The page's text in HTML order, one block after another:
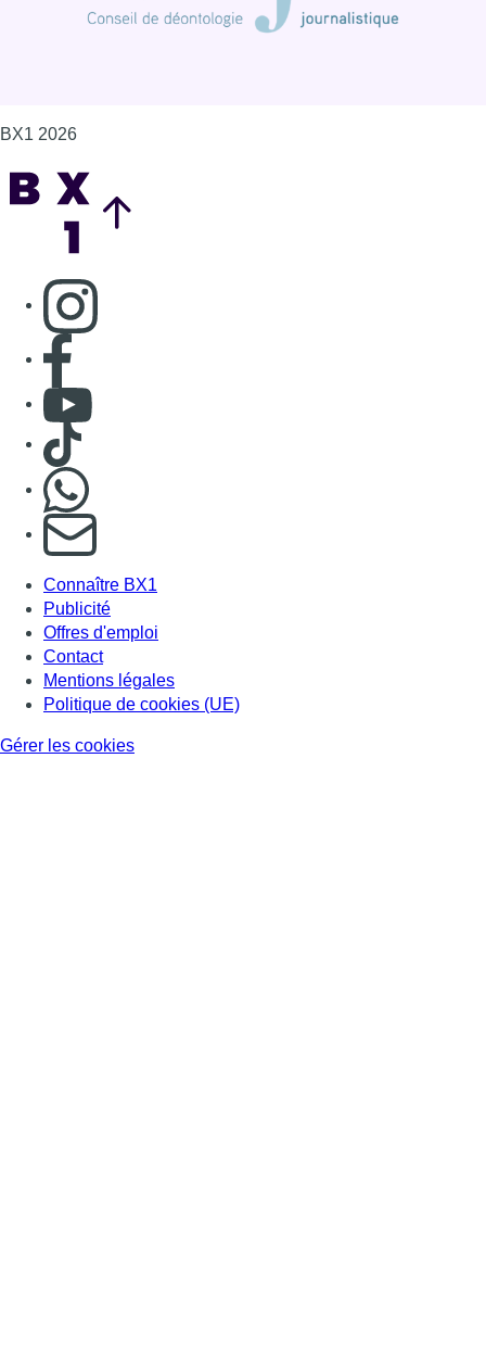
BX1 2026
Consulter page Instagram
Consulter page Facebook
Consulter Youtube
Consulter TikTok
S'abonner à notre newsletter
Connaître BX1
Publicité
Offres d'emploi
Contact
Mentions légales
Politique de cookies (UE)
Gérer les cookies